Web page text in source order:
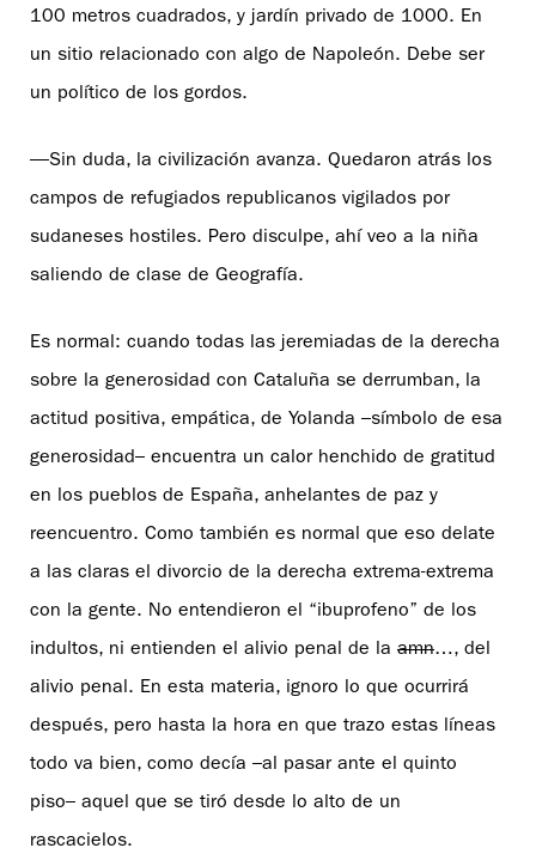
100 metros cuadrados, y jardín privado de 1000. En
un sitio relacionado con algo de Napoleón. Debe ser
un político de los gordos.
—Sin duda, la civilización avanza. Quedaron atrás los
campos de refugiados republicanos vigilados por
sudaneses hostiles. Pero disculpe, ahí veo a la niña
saliendo de clase de Geografía.
Es normal: cuando todas las jeremiadas de la derecha
sobre la generosidad con Cataluña se derrumban, la
actitud positiva, empática, de Yolanda –símbolo de esa
generosidad– encuentra un calor henchido de gratitud
en los pueblos de España, anhelantes de paz y
reencuentro. Como también es normal que eso delate
a las claras el divorcio de la derecha extrema-extrema
con la gente. No entendieron el “ibuprofeno” de los
indultos, ni entienden el alivio penal de la amn…, del
alivio penal. En esta materia, ignoro lo que ocurrirá
después, pero hasta la hora en que trazo estas líneas
todo va bien, como decía –al pasar ante el quinto
piso– aquel que se tiró desde lo alto de un
rascacielos.